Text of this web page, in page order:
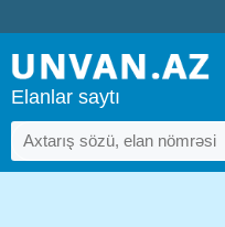
Elanlar saytı